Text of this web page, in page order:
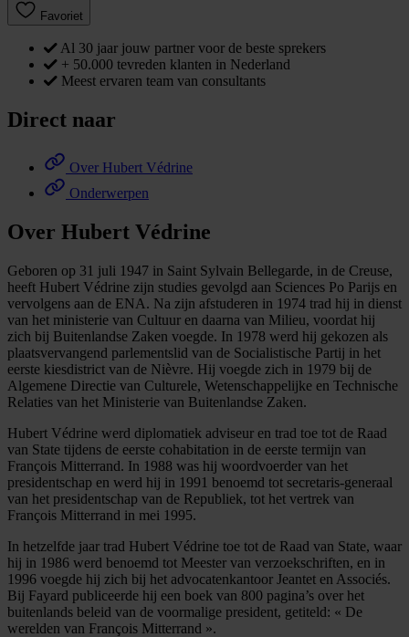
Favoriet
Al 30 jaar jouw partner voor de beste sprekers
+ 50.000 tevreden klanten in Nederland
Meest ervaren team van consultants
Direct naar
Over Hubert Védrine
Onderwerpen
Over Hubert Védrine
Geboren op 31 juli 1947 in Saint Sylvain Bellegarde, in de Creuse,
heeft Hubert Védrine zijn studies gevolgd aan Sciences Po Parijs en
vervolgens aan de ENA. Na zijn afstuderen in 1974 trad hij in dienst
van het ministerie van Cultuur en daarna van Milieu, voordat hij
zich bij Buitenlandse Zaken voegde. In 1978 werd hij gekozen als
plaatsvervangend parlementslid van de Socialistische Partij in het
eerste kiesdistrict van de Nièvre. Hij voegde zich in 1979 bij de
Algemene Directie van Culturele, Wetenschappelijke en Technische
Relaties van het Ministerie van Buitenlandse Zaken.
Hubert Védrine werd diplomatiek adviseur en trad toe tot de Raad
van State tijdens de eerste cohabitation in de eerste termijn van
François Mitterrand. In 1988 was hij woordvoerder van het
presidentschap en werd hij in 1991 benoemd tot secretaris-generaal
van het presidentschap van de Republiek, tot het vertrek van
François Mitterrand in mei 1995.
In hetzelfde jaar trad Hubert Védrine toe tot de Raad van State, waar
hij in 1986 werd benoemd tot Meester van verzoekschriften, en in
1996 voegde hij zich bij het advocatenkantoor Jeantet en Associés.
Bij Fayard publiceerde hij een boek van 800 pagina’s over het
buitenlands beleid van de voormalige president, getiteld: « De
werelden van François Mitterrand ».